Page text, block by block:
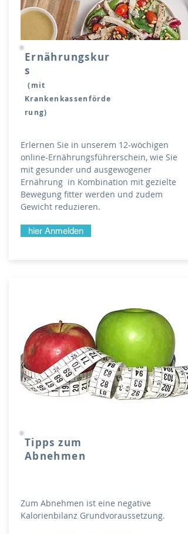
Ernährungskur
s
(mit
Krankenkassenförde
rung)
Erlernen Sie in unserem 12-wöchigen
online-Ernährungsführerschein, wie Sie
mit gesunder und ausgewogener
Ernährung in Kombination mit gezielte
Bewegung fitter werden und zudem
Gewicht reduzieren.
hier Anmelden
Tipps zum
Abnehmen
Zum Abnehmen ist eine negative
Kalorienbilanz Grundvoraussetzung.